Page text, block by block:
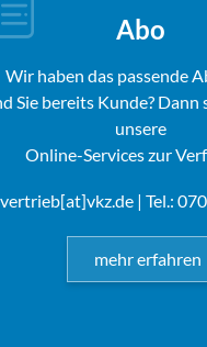
Abo
Wir haben das passende
Sie bereits Kunde? Dann
unsere
Online-Services zur
vertrieb[at]vkz.de| Tel.:
mehr erfahren